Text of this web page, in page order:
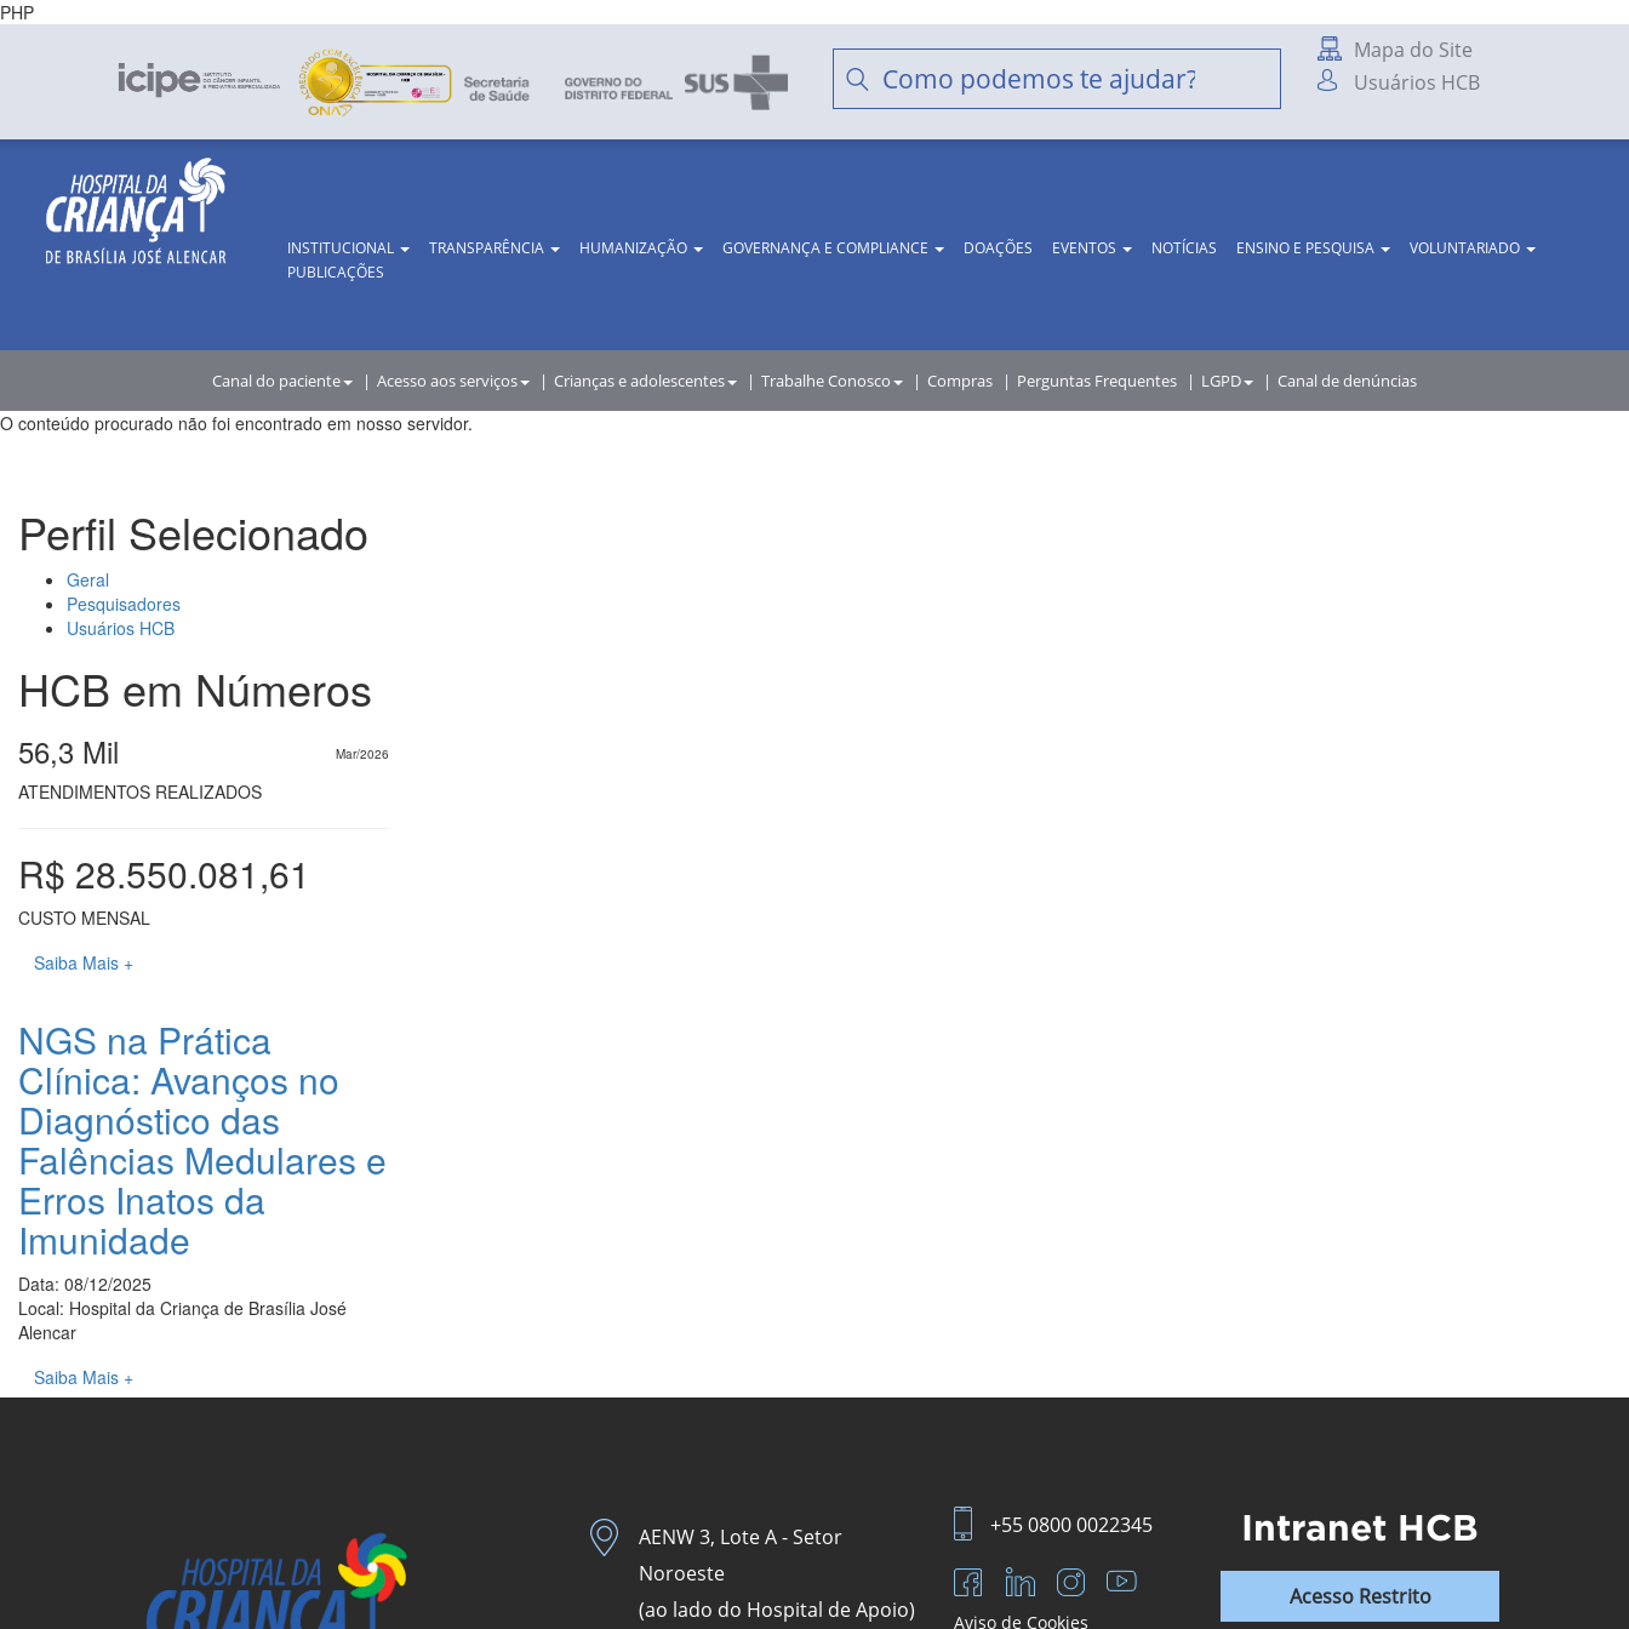
PHP
Mapa do Site
Usuários HCB
INSTITUCIONAL TRANSPARÊNCIA HUMANIZAÇÃO GOVERNANÇA E COMPLIANCE DOAÇÕES EVENTOS NOTÍCIAS ENSINO E PESQUISA
VOLUNTARIADO
PUBLICAÇÕES
Canal do paciente Acesso aos serviços Crianças e adolescentes Trabalhe Conosco Compras Perguntas Frequentes LGPD Canal de denúncias
O conteúdo procurado não foi encontrado em nosso servidor.
Perfil Selecionado
Geral
Pesquisadores
Usuários HCB
HCB em Números
Mar/2026
56,3 Mil
ATENDIMENTOS REALIZADOS
R$ 28.550.081,61
CUSTO MENSAL
Saiba Mais +
NGS na Prática
Clínica: Avanços no
Diagnóstico das
Falências Medulares e
Erros Inatos da
Imunidade
Data: 08/12/2025
Local: Hospital da Criança de Brasília José
Alencar
Saiba Mais +
AENW 3, Lote A - Setor
Noroeste
(ao lado do Hospital de Apoio)
+55 0800 0022345
Aviso de Cookies
Intranet HCB
Acesso Restrito